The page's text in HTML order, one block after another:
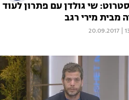
שי גולדן עם פתרון לעוד
מבית מירי רגב
20.09.2017